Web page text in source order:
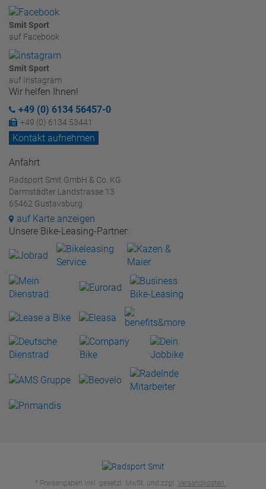
Smit Sport
auf Facebook
Smit Sport
auf Instagram
Wir helfen Ihnen!
+49 (0) 6134 56457-0
+49 (0) 6134 53441
Kontakt aufnehmen
Anfahrt
Radsport Smit GmbH & Co. KG
Darmstädter Landstrasse 13
65462 Gustavsburg
auf Karte anzeigen
Unsere Bike-Leasing-Partner:
* Preisangaben inkl. gesetzl. MwSt. und zzgl. Versandkosten .